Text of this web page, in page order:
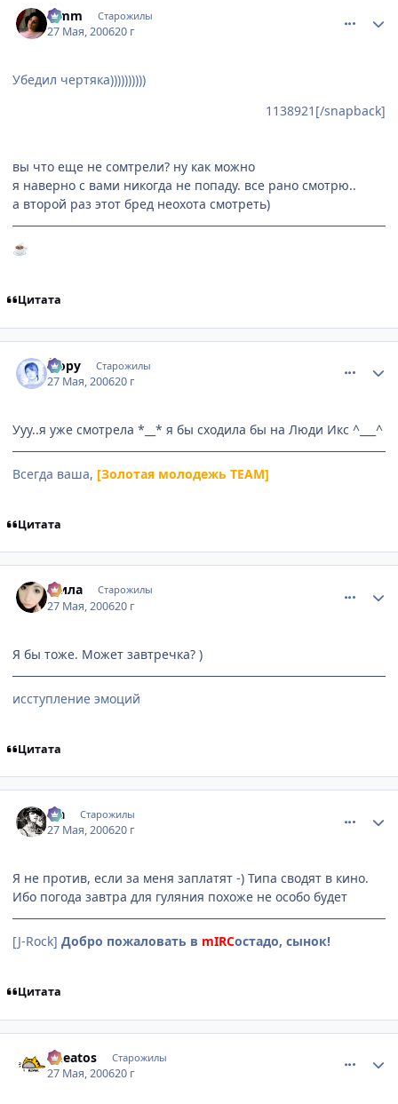
Limm Старожилы
27 Мая, 200620 г
Убедил чертяка))))))))))
1138921[/snapback]
вы что еще не сомтрели? ну как можно
я наверно с вами никогда не попаду. все рано смотрю..
а второй раз этот бред неохота смотреть)
☕
Цитата
Йору Старожилы
27 Мая, 200620 г
Ууу..я уже смотрела *__* я бы сходила бы на Люди Икс ^___^
Всегда ваша, [Золотая молодежь TEAM]
Цитата
Мила Старожилы
27 Мая, 200620 г
Я бы тоже. Может завтречка? )
исступление эмоций
Цитата
Lia Старожилы
27 Мая, 200620 г
Я не против, если за меня заплатят -) Типа сводят в кино.
Ибо погода завтра для гуляния похоже не особо будет
[J-Rock] Добро пожаловать в mIRCостадо, сынок!
Цитата
Cheatos Старожилы
27 Мая, 200620 г